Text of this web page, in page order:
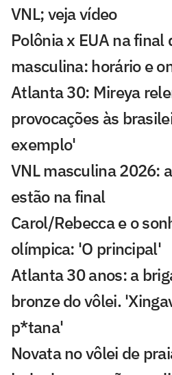
VNL; veja vídeo
Polônia x EUA na final
masculina: horário e
Atlanta 30: Mireya
provocações às
exemplo'
VNL masculina 2026:
estão na final
Carol/Rebecca e o
olímpica: 'O principal'
Atlanta 30 anos: a
bronze do vôlei.
p*tana'
Novata no vôlei de